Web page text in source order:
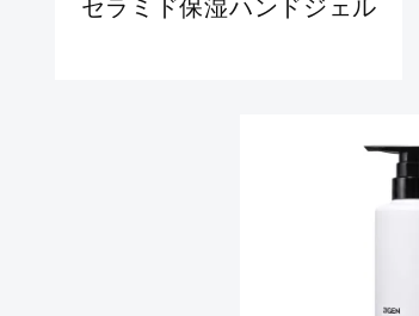
セラミド保湿ハンドジェル